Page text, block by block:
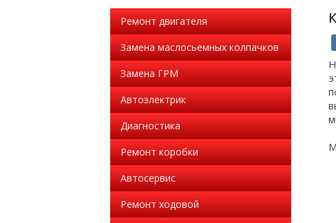
Ремонт двигателя
Замена маслосьемных колпачков
Замена ГРМ
Автоэлектрик
Диагностика
Ремонт коробки
Автосервис
Ремонт ходовой